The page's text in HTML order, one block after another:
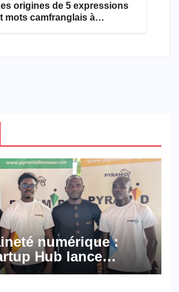
origines de 5 expressions
mots camfranglais à
numérique :
Hub lance
Browser et Pyramid